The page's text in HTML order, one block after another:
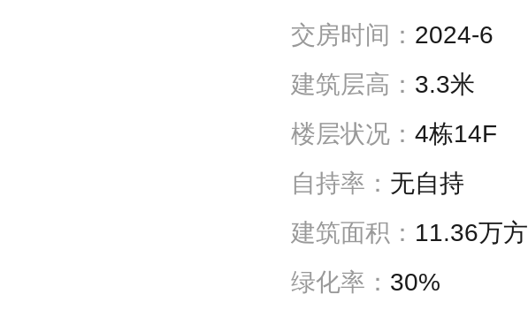
交房时间： 2024-6
建筑层高： 3.3米
楼层状况： 4栋14F
自持率： 无自持
建筑面积： 11.36万方
绿化率： 30%